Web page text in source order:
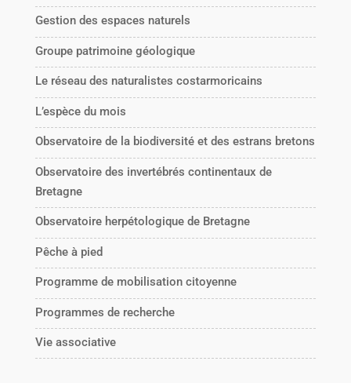
Gestion des espaces naturels
Groupe patrimoine géologique
Le réseau des naturalistes costarmoricains
L’espèce du mois
Observatoire de la biodiversité et des estrans bretons
Observatoire des invertébrés continentaux de
Bretagne
Observatoire herpétologique de Bretagne
Pêche à pied
Programme de mobilisation citoyenne
Programmes de recherche
Vie associative